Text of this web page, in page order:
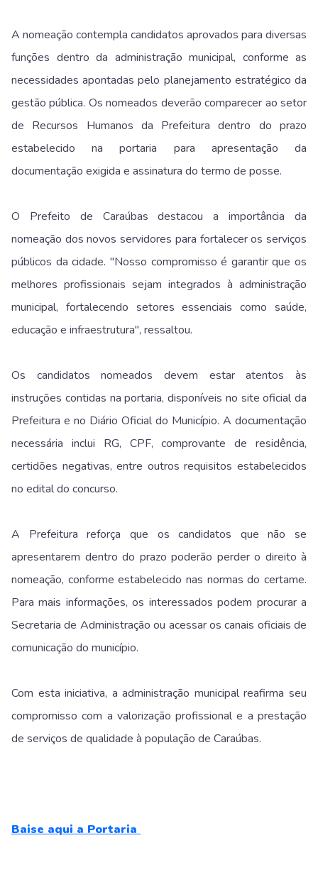
A nomeação contempla candidatos aprovados para diversas
funções dentro da administração municipal, conforme as
necessidades apontadas pelo planejamento estratégico da
gestão pública. Os nomeados deverão comparecer ao setor
de Recursos Humanos da Prefeitura dentro do prazo
estabelecido na portaria para apresentação da
documentação exigida e assinatura do termo de posse.
O Prefeito de Caraúbas destacou a importância da
nomeação dos novos servidores para fortalecer os serviços
públicos da cidade. "Nosso compromisso é garantir que os
melhores profissionais sejam integrados à administração
municipal, fortalecendo setores essenciais como saúde,
educação e infraestrutura", ressaltou.
Os candidatos nomeados devem estar atentos às
instruções contidas na portaria, disponíveis no site oficial da
Prefeitura e no Diário Oficial do Município. A documentação
necessária inclui RG, CPF, comprovante de residência,
certidões negativas, entre outros requisitos estabelecidos
no edital do concurso.
A Prefeitura reforça que os candidatos que não se
apresentarem dentro do prazo poderão perder o direito à
nomeação, conforme estabelecido nas normas do certame.
Para mais informações, os interessados podem procurar a
Secretaria de Administração ou acessar os canais oficiais de
comunicação do município.
Com esta iniciativa, a administração municipal reafirma seu
compromisso com a valorização profissional e a prestação
de serviços de qualidade à população de Caraúbas.
Baise aqui a Portaria